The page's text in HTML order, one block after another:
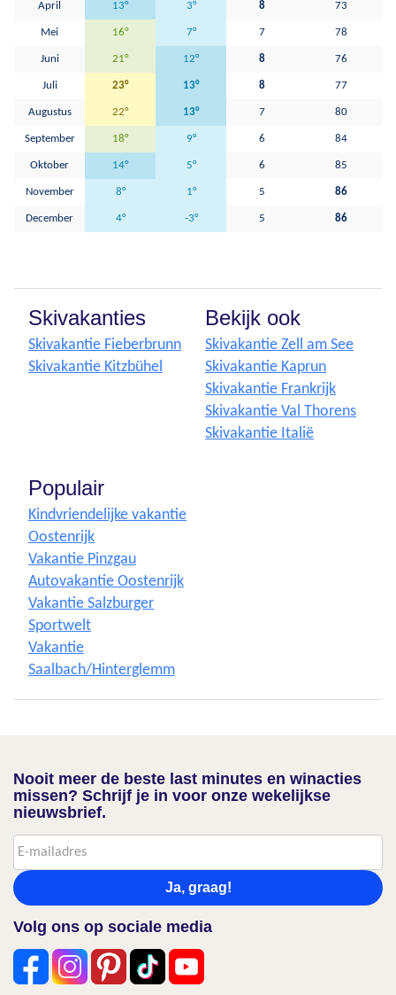
April 13° 3° 8 73
Mei 16° 7° 7 78
Juni 21° 12° 8 76
Juli 23° 13° 8 77
Augustus 22° 13° 7 80
September 18° 9° 6 84
Oktober 14° 5° 6 85
November 8° 1° 5 86
December 4° -3° 5 86
Skivakanties
Skivakantie Fieberbrunn
Skivakantie Kitzbühel
Bekijk ook
Skivakantie Zell am See
Skivakantie Kaprun
Skivakantie Frankrijk
Skivakantie Val Thorens
Skivakantie Italië
Populair
Kindvriendelijke vakantie
Oostenrijk
Vakantie Pinzgau
Autovakantie Oostenrijk
Vakantie Salzburger
Sportwelt
Vakantie
Saalbach/Hinterglemm
Nooit meer de beste last minutes en winacties
missen? Schrijf je in voor onze wekelijkse
nieuwsbrief.
Ja, graag!
Volg ons op sociale media